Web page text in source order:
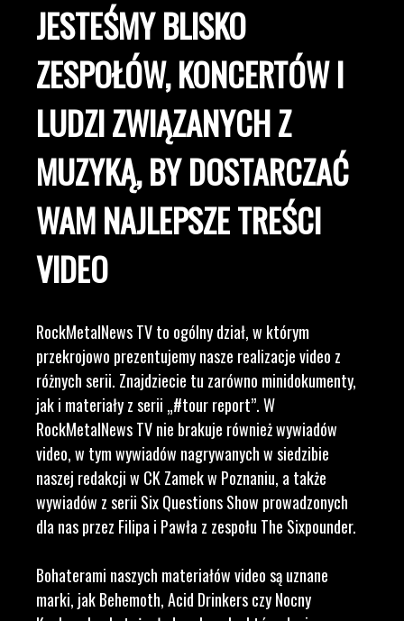
JESTEŚMY BLISKO
ZESPOŁÓW, KONCERTÓW I
LUDZI ZWIĄZANYCH Z
MUZYKĄ, BY DOSTARCZAĆ
WAM NAJLEPSZE TREŚCI
VIDEO
RockMetalNews TV to ogólny dział, w którym
przekrojowo prezentujemy nasze realizacje video z
różnych serii. Znajdziecie tu zarówno minidokumenty,
jak i materiały z serii „#tour report”. W
RockMetalNews TV nie brakuje również wywiadów
video, w tym wywiadów nagrywanych w siedzibie
naszej redakcji w CK Zamek w Poznaniu, a także
wywiadów z serii Six Questions Show prowadzonych
dla nas przez Filipa i Pawła z zespołu The Sixpounder.
Bohaterami naszych materiałów video są uznane
marki, jak Behemoth, Acid Drinkers czy Nocny